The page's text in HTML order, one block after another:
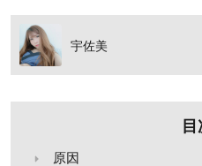
宇佐美
目
原因